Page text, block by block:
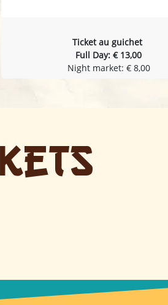
Ticket au guichet
Full Day: € 13,00
Night market: € 8,00